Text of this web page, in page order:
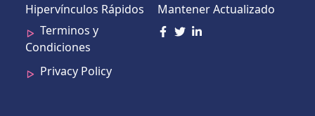
Hipervínculos Rápidos
Terminos y
Condiciones
Privacy Policy
Mantener Actualizado